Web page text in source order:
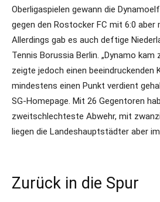
Oberligaspielen gewann die
gegen den Rostocker FC mit 6:0 aber
Allerdings gab es auch deftige
Tennis Borussia Berlin. „Dynamo
zeigte jedoch einen
mindestens einen Punkt verdient
SG-Homepage. Mit 26 Gegentoren
zweitschlechteste Abwehr, mit
liegen die Landeshauptstädter aber
Zurück in die Spur